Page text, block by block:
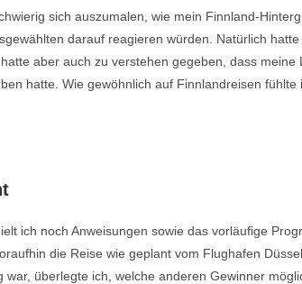
sich auszumalen, wie mein Finnland-
darauf reagieren würden. Natürlich
aber auch zu verstehen gegeben, dass
hatte. Wie gewöhnlich auf Finnlandreisen
ich noch Anweisungen sowie das vorläufige
die Reise wie geplant vom Flughafen
war, überlegte ich, welche anderen Gewinner